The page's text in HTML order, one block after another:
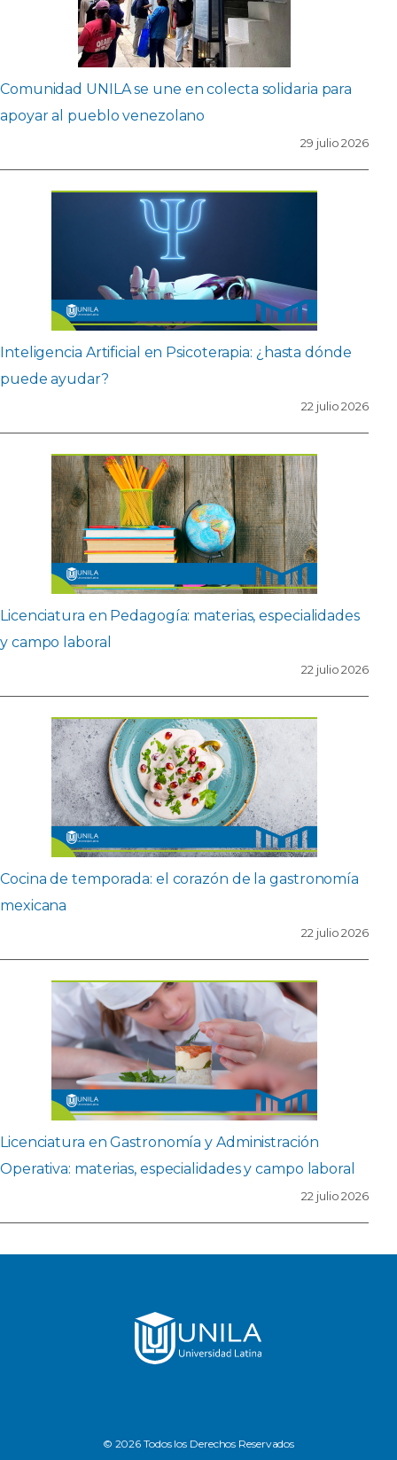
Comunidad UNILA se une en colecta solidaria para
apoyar al pueblo venezolano
29 julio 2026
Inteligencia Artificial en Psicoterapia: ¿hasta dónde
puede ayudar?
22 julio 2026
Licenciatura en Pedagogía: materias, especialidades
y campo laboral
22 julio 2026
Cocina de temporada: el corazón de la gastronomía
mexicana
22 julio 2026
Licenciatura en Gastronomía y Administración
Operativa: materias, especialidades y campo laboral
22 julio 2026
© 2026 Todos los Derechos Reservados